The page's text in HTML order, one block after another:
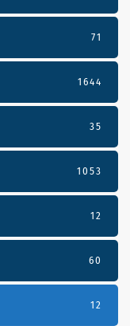
71
1644
35
1053
12
60
12